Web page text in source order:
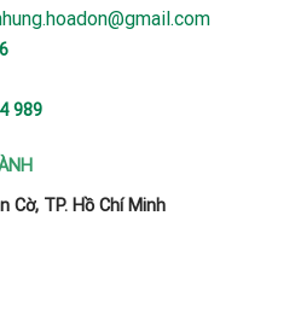
989
Cờ, TP. Hồ Chí Minh